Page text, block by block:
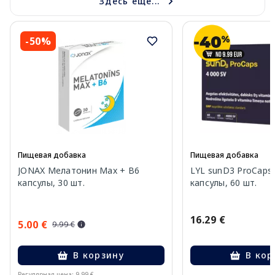
-50%
Пищевая добавка
JONAX Мелатонин Max + B6
капсулы, 30 шт.
5.00 € 9.99 €
В корзину
Пищевая добавка
LYL sunD3 ProCaps
капсулы, 60 шт.
16.29 €
В